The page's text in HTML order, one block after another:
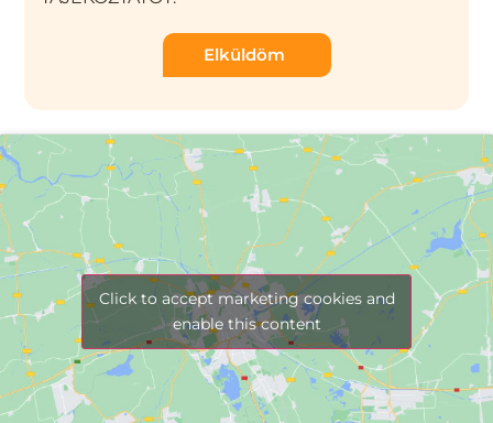
Elküldöm
Click to accept marketing cookies and
enable this content